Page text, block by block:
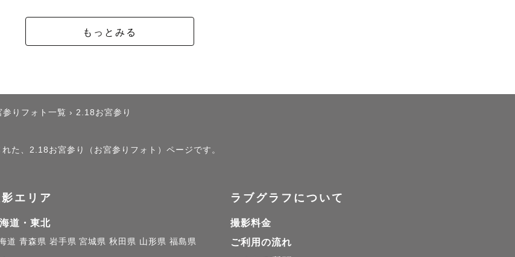
ト様一組一組を
はリピーター様が
縁があるゲスト様との出会いも
す🕊️
もっとみる
参りフォト一覧 › 2.18お宮参り
た、2.18お宮参り（お宮参りフォト）ページです。
エリア
道・東北
道 青森県 岩手県 宮城県 秋田県 山形県 福島県
ラブグラフについて
撮影料金
ご利用の流れ